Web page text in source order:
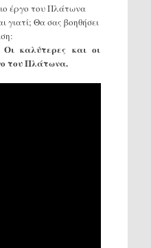
έργο του Πλάτωνα
γιατί; Θα σας βοηθήσει
καλύτερες και οι
του Πλάτωνα.